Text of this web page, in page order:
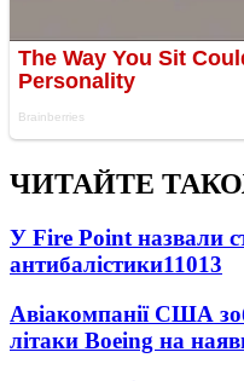
ЧИТАЙТЕ
У Fire Point назвали
антибалістики11013
Авіакомпанії США
літаки Boeing на